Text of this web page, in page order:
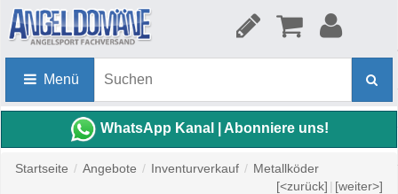
Menü
WhatsApp Kanal | Abonniere uns!
Startseite / Angebote / Inventurverkauf / Metallköder
[<zurück] | [weiter>]